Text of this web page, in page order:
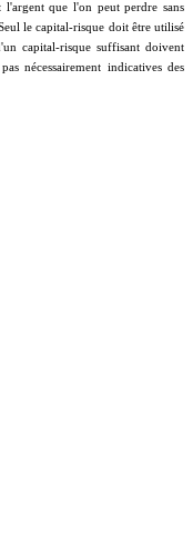
l'argent que l'on peut perdre sans
le capital-risque doit être utilisé
capital-risque suffisant doivent
nécessairement indicatives des